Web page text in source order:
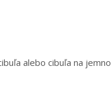
alebo cibuľa na jemno